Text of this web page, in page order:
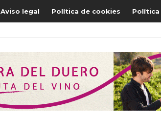
Aviso legal Política de cookies Política